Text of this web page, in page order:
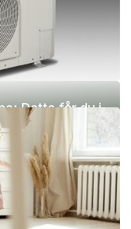
Dette får du i